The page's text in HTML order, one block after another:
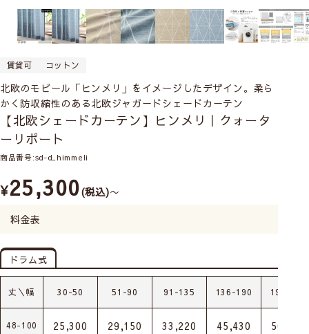
賃貸可 コットン
北欧のモビール「ヒンメリ」をイメージしたデザイン。柔ら
かく防収縮性のある北欧ジャガードシェードカーテン
【北欧シェードカーテン】ヒンメリ｜クォータ
ーリポート
商品番号 sd-d_himmeli
¥25,300 税込 〜
料金表
ドラム式
丈＼幅 30-50 51-90 91-135 136-190 191-240
48-100 25,300 29,150 33,220 45,430 50,820